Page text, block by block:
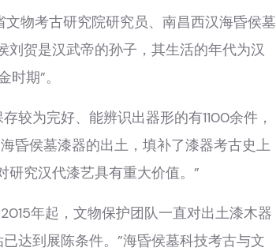
物考古研究院研究员、南昌西汉海昏侯墓
贺是汉武帝的孙子，其生活的年代为汉
期”。
为完好、能辨识出器形的有1100余件，
昏侯墓漆器的出土，填补了漆器考古史上
究汉代漆艺具有重大价值。”
年起，文物保护团队一直对出土漆木器
达到展陈条件。”海昏侯墓科技考古与文